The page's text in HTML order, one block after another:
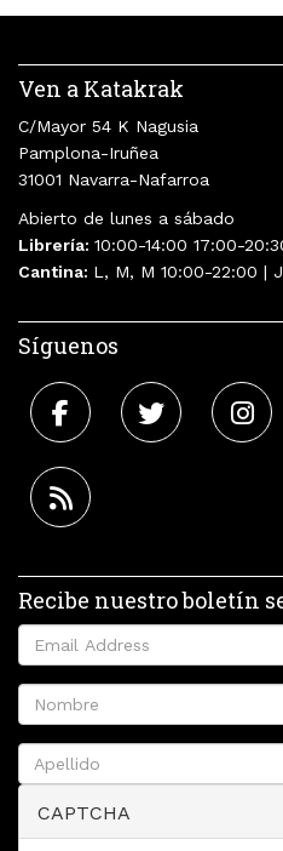
Ven a Katakrak
C/Mayor 54 K Nagusia
Pamplona-Iruñea
31001 Navarra-Nafarroa
Abierto de lunes a sábado
Librería: 10:00-14:00 17:00-
Cantina: L, M, M 10:00-22:00 |
Síguenos
Recibe nuestro boletín
CAPTCHA